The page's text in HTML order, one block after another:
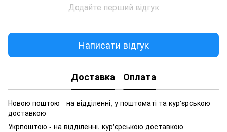
Додайте перший відгук
Написати відгук
Доставка Оплата
Новою поштою - на відділенні, у поштоматі та кур'єрською
доставкою
Укрпоштою - на відділенні, кур'єрською доставкою